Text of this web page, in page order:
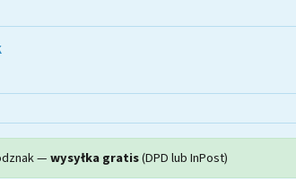
—wysyłka gratis(DPD lub InPost)